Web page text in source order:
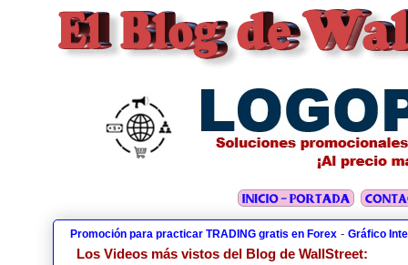
Promoción para practicar TRADING gratis en Forex - Gráfico
Los Videos más vistos del Blog de WallStreet: